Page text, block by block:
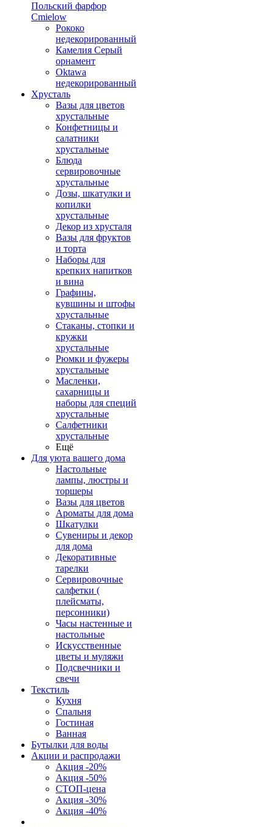
Польский фарфор
Сmielow
Рококо
недекорированный
Камелия Серый
орнамент
Oktawa
недекорированный
Хрусталь
Вазы для цветов
хрустальные
Конфетницы и
салатники
хрустальные
Блюда
сервировочные
хрустальные
Дозы, шкатулки и
копилки
хрустальные
Декор из хрусталя
Вазы для фруктов
и торта
Наборы для
крепких напитков
и вина
Графины,
кувшины и штофы
хрустальные
Стаканы, стопки и
кружки
хрустальные
Рюмки и фужеры
хрустальные
Масленки,
сахарницы и
наборы для специй
хрустальные
Салфетники
хрустальные
Ещё
Для уюта вашего дома
Настольные
лампы, люстры и
торшеры
Вазы для цветов
Ароматы для дома
Шкатулки
Сувениры и декор
для дома
Декоративные
тарелки
Сервировочные
салфетки (
плейсматы,
персонники)
Часы настенные и
настольные
Искусственные
цветы и муляжи
Подсвечники и
свечи
Текстиль
Кухня
Спальня
Гостиная
Ванная
Бутылки для воды
Акции и распродажи
Акция -20%
Акция -50%
СТОП-цена
Акция -30%
Акция -40%